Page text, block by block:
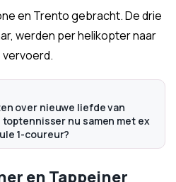
en Trento gebracht. De drie
werden per helikopter naar
vervoerd.
over nieuwe liefde van
toptennisser nu samen met ex
1-coureur?
en Tappeiner